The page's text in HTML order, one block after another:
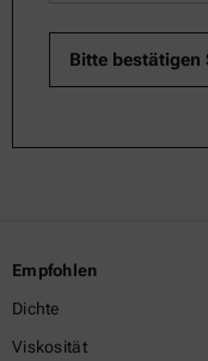
Empfohlen
Dichte
Viskosität